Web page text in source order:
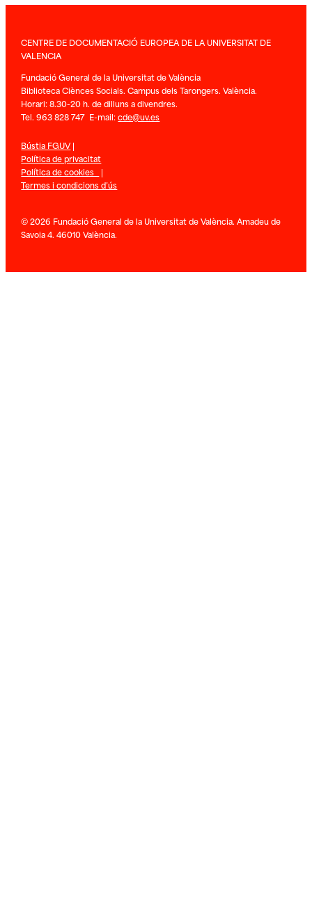
CENTRE DE DOCUMENTACIÓ EUROPEA DE LA UNIVERSITAT DE
VALENCIA
Fundació General de la Universitat de València
Biblioteca Ciènces Socials. Campus dels Tarongers. València.
Horari: 8.30-20 h. de dilluns a divendres.
Tel. 963 828 747 E-mail:cde@uv.es
Bústia FGUV|
Política de privacitat
Política de cookies |
Termes i condicions d’ús
© 2026 Fundació General de la Universitat de València. Amadeu de
Savoia 4. 46010 València.